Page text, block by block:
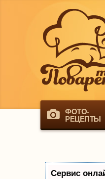
ФОТО-
РЕЦЕПТЫ
Сервис